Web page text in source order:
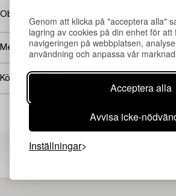
Genom att klicka på "acceptera alla"
lagring av cookies på din enhet för att
navigeringen på webbplatsen,
användning och anpassa vår
Acceptera alla
Avvisa icke-
Inställningar
Obetydliga repor, papp-pannån något
Mer om Helmer Osslund
Köpinformation